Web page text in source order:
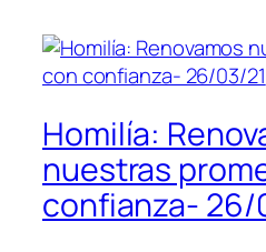
Homilía:
nuestras
confianza- 26/